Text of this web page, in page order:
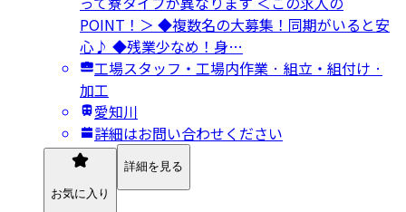
POINT！＞ ◆複数名の大募集！同期がいると安
心♪ ◆残業少なめ！身…
工場スタッフ・工場内作業 · 組立・組付け ·
加工
愛知川
詳細はお問い合わせください
お気に入り
詳細を見る